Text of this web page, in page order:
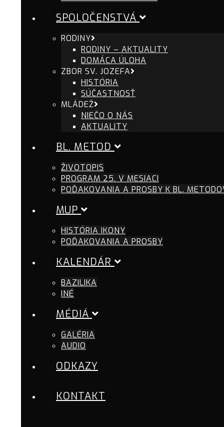
SPOLOČENSTVÁ
RODINY
RODINY – AKTUALITY
DOMÁCA ÚLOHA
ZBOR SV. JOZEFA
HISTÓRIA
SÚČASTNOSŤ
MLÁDEŽ
NIEČO O NÁS
AKTUALITY
BL. METOD
ŽIVOTOPIS
PROGRAM 25. V MESIACI
POĎAKOVANIA A PROSBY K BL.
MUP
HISTÓRIA IKONY
POĎAKOVANIA A PROSBY
KALENDÁR
BAZILIKA
INÉ
MÉDIÁ
GALÉRIA
AUDIO
ODKAZY
KONTAKT